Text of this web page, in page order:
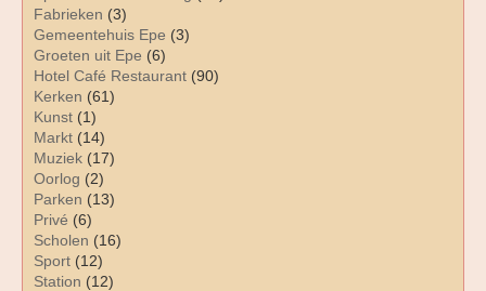
Fabrieken (3)
Gemeentehuis Epe (3)
Groeten uit Epe (6)
Hotel Café Restaurant (90)
Kerken (61)
Kunst (1)
Markt (14)
Muziek (17)
Oorlog (2)
Parken (13)
Privé (6)
Scholen (16)
Sport (12)
Station (12)